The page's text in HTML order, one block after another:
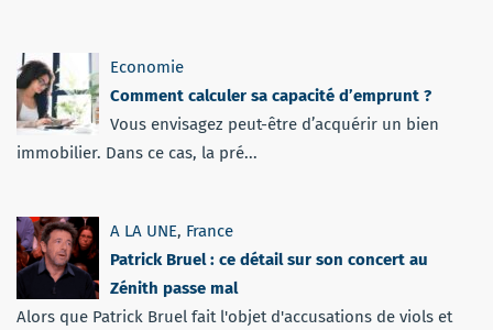
Economie
Comment calculer sa capacité d’emprunt ?
Vous envisagez peut-être d’acquérir un bien
immobilier. Dans ce cas, la pré...
A LA UNE, France
Patrick Bruel : ce détail sur son concert au
Zénith passe mal
Alors que Patrick Bruel fait l'objet d'accusations de viols et